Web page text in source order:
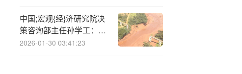
中国;宏观{经}济研究院决
策咨询部主任孙学工：
“内稳外韧”应对冲击，中
2026-01-30 03:41:23